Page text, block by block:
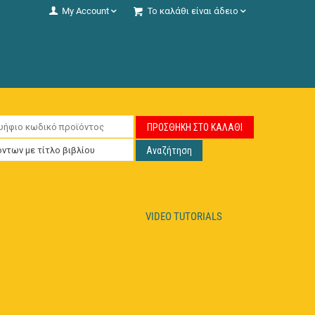
Το καλάθι είναι άδειο
My Account
ΠΡΟΣΘΉΚΗ ΣΤΟ ΚΑΛΆΘΙ
Αναζήτηση
VIDEO TUTORIALS